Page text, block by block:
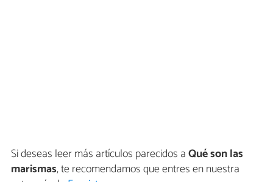
Si deseas leer más artículos parecidos aQué son las
marismas, te recomendamos que entres en nuestra